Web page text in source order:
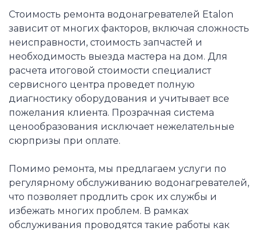
Стоимость ремонта водонагревателей Etalon
зависит от многих факторов, включая сложность
неисправности, стоимость запчастей и
необходимость выезда мастера на дом. Для
расчета итоговой стоимости специалист
сервисного центра проведет полную
диагностику оборудования и учитывает все
пожелания клиента. Прозрачная система
ценообразования исключает нежелательные
сюрпризы при оплате.
Помимо ремонта, мы предлагаем услуги по
регулярному обслуживанию водонагревателей,
что позволяет продлить срок их службы и
избежать многих проблем. В рамках
обслуживания проводятся такие работы как